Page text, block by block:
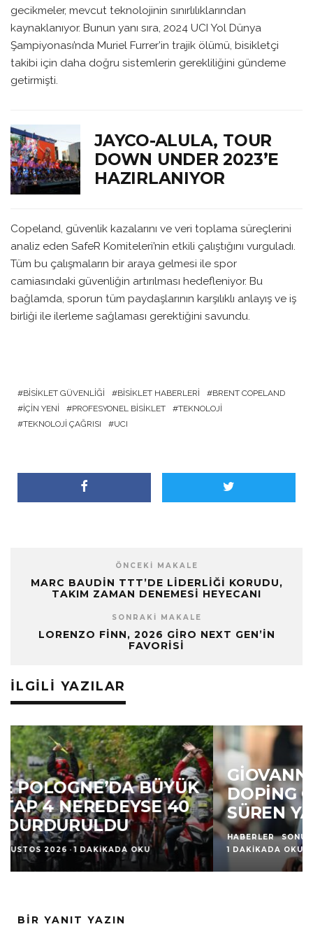
gecikmeler, mevcut teknolojinin sınırlılıklarından
kaynaklanıyor. Bunun yanı sıra, 2024 UCI Yol Dünya
Şampiyonası’nda Muriel Furrer’in trajik ölümü, bisikletçi
takibi için daha doğru sistemlerin gerekliliğini gündeme
getirmişti.
JAYCO-ALULA, TOUR
DOWN UNDER 2023’E
HAZIRLANIYOR
Copeland, güvenlik kazalarını ve veri toplama süreçlerini
analiz eden SafeR Komiteleri’nin etkili çalıştığını vurguladı.
Tüm bu çalışmaların bir araya gelmesi ile spor
camiasındaki güvenliğin artırılması hedefleniyor. Bu
bağlamda, sporun tüm paydaşlarının karşılıklı anlayış ve iş
birliği ile ilerleme sağlaması gerektiğini savundu.
BISIKLET GÜVENLIĞI BISIKLET HABERLERI
BRENT COPELAND
İÇIN YENI
PROFESYONEL BISIKLET
TEKNOLOJI
TEKNOLOJI ÇAĞRISI
UCI
ÖNCEKI MAKALE
MARC BAUDIN TTT’DE LIDERLIĞI KORUDU,
TAKIM ZAMAN DENEMESI HEYECANI
SONRAKI MAKALE
LORENZO FINN, 2026 GIRO NEXT GEN’IN
FAVORISI
İLGILI YAZILAR
GIOVANNI CARBONI’YE
DOPING CEZASI: DÖRT YIL
SÜREN YASAK
HABERLER SONUÇLAR 6 AĞUSTOS 2026 ·
1 DAKIKADA OKU
BIR YANIT YAZIN